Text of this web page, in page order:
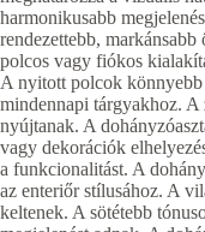
harmonikusabb
rendezettebb, markánsabb
polcos vagy fiókos
A nyitott polcok könnyebb
mindennapi tárgyakhoz. A
nyújtanak. A
vagy dekorációk
a funkcionalitást. A
az enteriőr stílusához. A
keltenek. A sötétebb